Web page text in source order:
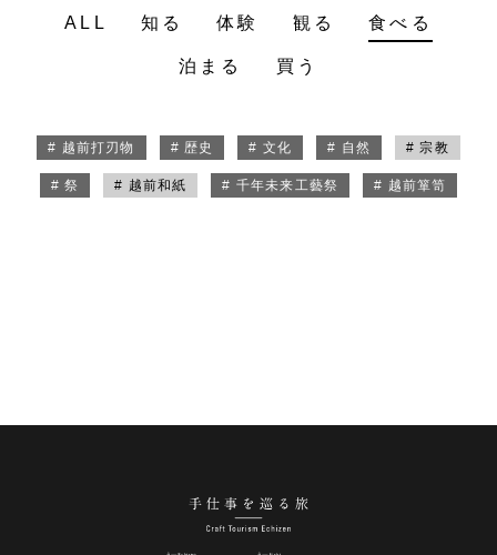
ALL 知る 体験 観る 食べる
泊まる 買う
# 越前打刃物 # 歴史 # 文化 # 自然 # 宗教
# 祭 # 越前和紙 # 千年未来工藝祭 # 越前箪笥